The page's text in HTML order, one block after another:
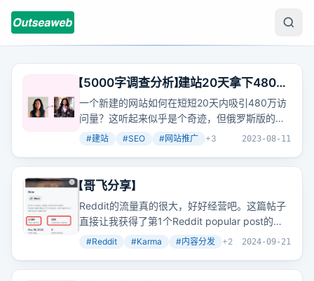
【5000字调查分析】建站20天拿下480万
访问量，俄罗斯版的妙鸭相机是怎么做
到的？
一个新建的网站如何在短短20天内吸引480万访
问量？这听起来似乎是个奇迹，但俄罗斯版的妙
鸭相机BaiRBIE.me做到了。通过深入分析其流量
现象背后的奥秘。
#建站 #SEO #网站推广 +3 2023-08-11
【哥飞分享】
Reddit的流量真的很大，好好经营吧。这篇帖子
直接让我获得了第1个Reddit popular post的奖
章，获赞2602，应该贡献了60%以上的Karma。
#Reddit #Karma #内容分发 +2 2024-09-21